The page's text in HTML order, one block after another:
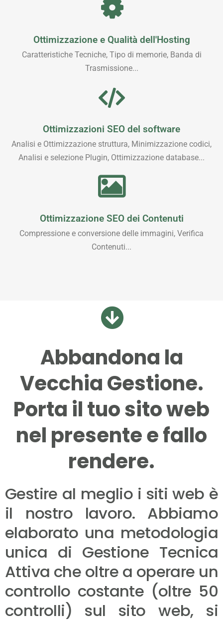
Ottimizzazione e Qualità dell'Hosting
Caratteristiche Tecniche, Tipo di memorie, Banda di
Trasmissione...
Ottimizzazioni SEO del software
Analisi e Ottimizzazione struttura, Minimizzazione codici,
Analisi e selezione Plugin, Ottimizzazione database...
Ottimizzazione SEO dei Contenuti
Compressione e conversione delle immagini, Verifica
Contenuti...
Abbandona la
Vecchia Gestione.
Porta il tuo sito web
nel presente e fallo
rendere.
Gestire al meglio i siti web è
il nostro lavoro. Abbiamo
elaborato una metodologia
unica di Gestione Tecnica
Attiva che oltre a operare un
controllo costante (oltre 50
controlli) sul sito web, si